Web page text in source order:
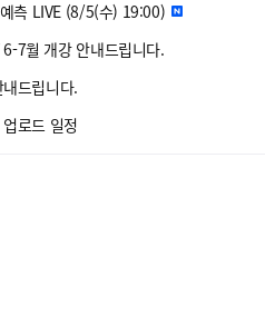
측 LIVE (8/5(수) 19:00)
7월 개강 안내드립니다.
드립니다.
로드 일정